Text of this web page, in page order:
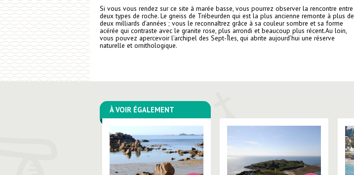
Si vous vous rendez sur ce site à marée basse, vous pourrez observer la rencontre entre
deux types de roche. Le gneiss de Trébeurden qui est la plus ancienne remonte à plus de
deux milliards d’années ; vous le reconnaîtrez grâce à sa couleur sombre et sa forme
acérée qui contraste avec le granite rose, plus arrondi et beaucoup plus récent. ​Au loin,
vous pouvez apercevoir l’archipel des Sept-Îles, qui abrite aujourd’hui une réserve
naturelle et ornithologique.
À VOIR ÉGALEMENT